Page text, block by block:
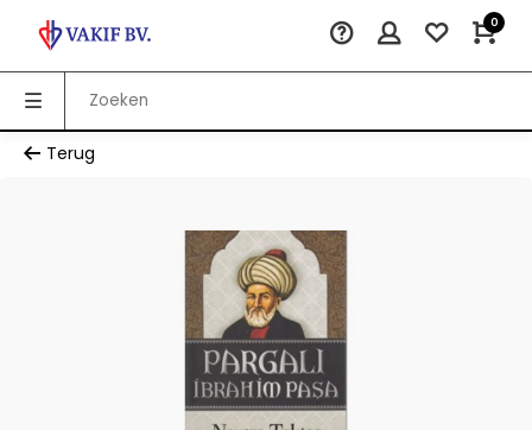
0
Terug